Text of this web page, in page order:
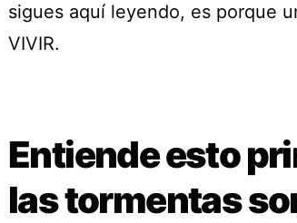
sigues aquí leyendo, es porque
VIVIR.
Entiende esto
las tormentas